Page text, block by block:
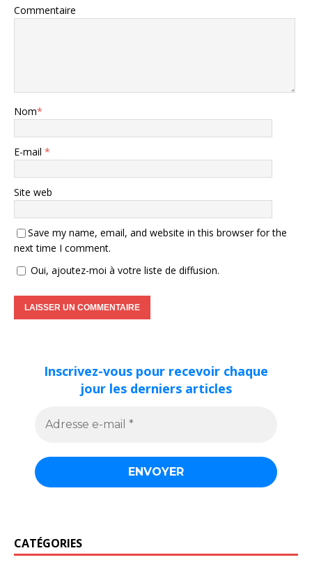
Commentaire
Nom*
E-mail *
Site web
Save my name, email, and website in this browser for the
next time I comment.
Oui, ajoutez-moi à votre liste de diffusion.
Inscrivez-vous pour recevoir chaque
jour les derniers articles
CATÉGORIES